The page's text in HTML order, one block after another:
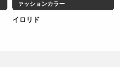
ァッションカラー
イロリド